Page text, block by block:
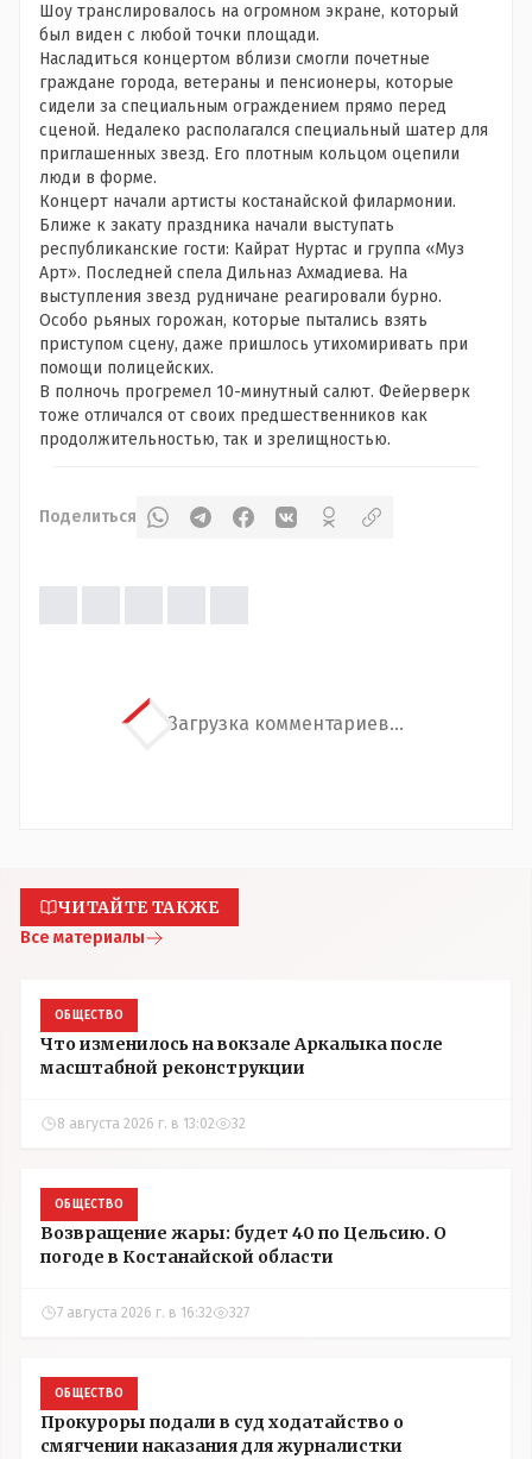
Шоу транслировалось на огромном экране, который
был виден с любой точки площади.
Насладиться концертом вблизи смогли почетные
граждане города, ветераны и пенсионеры, которые
сидели за специальным ограждением прямо перед
сценой. Недалеко располагался специальный шатер для
приглашенных звезд. Его плотным кольцом оцепили
люди в форме.
Концерт начали артисты костанайской филармонии.
Ближе к закату праздника начали выступать
республиканские гости: Кайрат Нуртас и группа «Муз
Арт». Последней спела Дильназ Ахмадиева. На
выступления звезд рудничане реагировали бурно.
Особо рьяных горожан, которые пытались взять
приступом сцену, даже пришлось утихомиривать при
помощи полицейских.
В полночь прогремел 10-минутный салют. Фейерверк
тоже отличался от своих предшественников как
продолжительностью, так и зрелищностью.
Поделиться
Загрузка комментариев...
ЧИТАЙТЕ ТАКЖЕ
Все материалы
ОБЩЕСТВО
Что изменилось на вокзале Аркалыка после
масштабной реконструкции
8 августа 2026 г. в 13:02 32
ОБЩЕСТВО
Возвращение жары: будет 40 по Цельсию. О
погоде в Костанайской области
7 августа 2026 г. в 16:32 327
ОБЩЕСТВО
Прокуроры подали в суд ходатайство о
смягчении наказания для журналистки